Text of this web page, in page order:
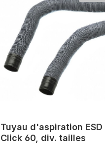
Tuyau d'aspiration ESD
Click 60, div. tailles